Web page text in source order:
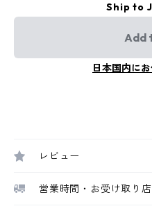
Ship to
Add
日本国内に
レビュー
営業時間・お受け取り